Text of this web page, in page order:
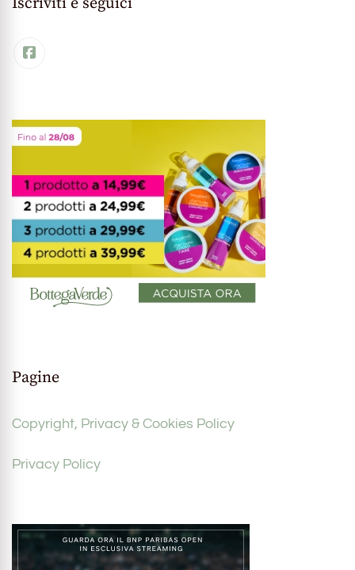
Pagine
Copyright, Privacy & Cookies Policy
Privacy Policy